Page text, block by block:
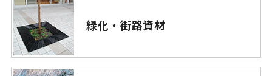
緑化・街路資材